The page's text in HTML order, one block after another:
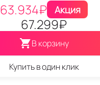
63.934₽ Акция
67.299₽
В корзину
Купить в один клик